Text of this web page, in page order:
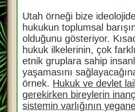
Utah örneği bize
hukukun toplumsal
olduğunu gösteriyor.
hukuk ilkelerinin, çok
etnik gruplara sahip
yaşamasını
örnek. Hukuk ve devlet
gerekirken bireylerin
sistemin varlığının